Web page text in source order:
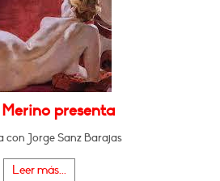
presenta
con Jorge Sanz Barajas
Leer más...